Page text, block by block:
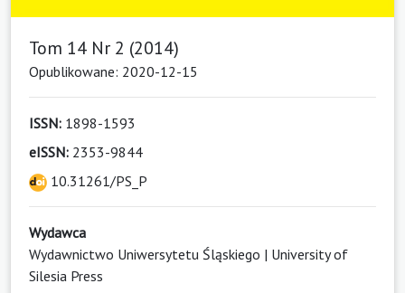
Tom 14 Nr 2 (2014)
Opublikowane: 2020-12-15
ISSN: 1898-1593
eISSN: 2353-9844
10.31261/PS_P
Wydawca
Wydawnictwo Uniwersytetu Śląskiego | University of
Silesia Press